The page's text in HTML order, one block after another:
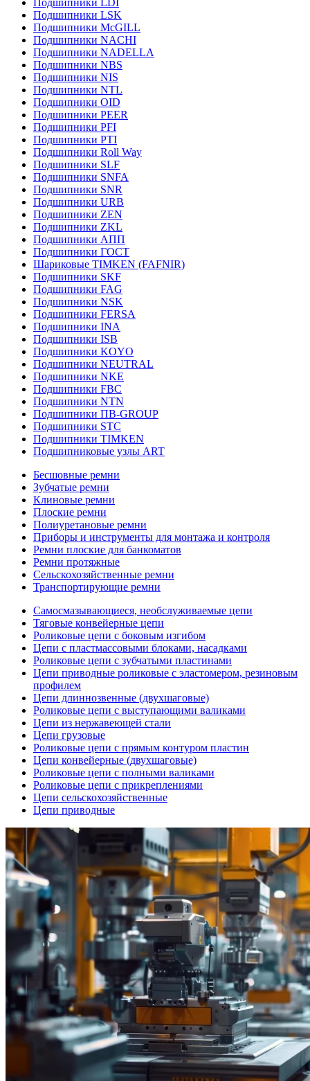
Подшипники LDI
Подшипники LSK
Подшипники McGILL
Подшипники NACHI
Подшипники NADELLA
Подшипники NBS
Подшипники NIS
Подшипники NTL
Подшипники OID
Подшипники PEER
Подшипники PFI
Подшипники PTI
Подшипники Roll Way
Подшипники SLF
Подшипники SNFA
Подшипники SNR
Подшипники URB
Подшипники ZEN
Подшипники ZKL
Подшипники АПП
Подшипники ГОСТ
Шариковые ТІMKEN (FAFNIR)
Подшипники SKF
Подшипники FAG
Подшипники NSK
Подшипники FERSA
Подшипники INA
Подшипники ISB
Подшипники KOYO
Подшипники NEUTRAL
Подшипники NKE
Подшипники FBC
Подшипники NTN
Подшипники ПВ-GROUP
Подшипники STC
Подшипники TIMKEN
Подшипниковые узлы ART
Бесшовные ремни
Зубчатые ремни
Клиновые ремни
Плоские ремни
Полиуретановые ремни
Приборы и инструменты для монтажа и контроля
Ремни плоские для банкоматов
Ремни протяжные
Сельскохозяйственные ремни
Транспортирующие ремни
Самосмазывающиеся, необслуживаемые цепи
Тяговые конвейерные цепи
Роликовые цепи с боковым изгибом
Цепи с пластмассовыми блоками, насадками
Роликовые цепи с зубчатыми пластинами
Цепи приводные роликовые с эластомером, резиновым
профилем
Цепи длиннозвенные (двухшаговые)
Роликовые цепи с выступающими валиками
Цепи из нержавеющей стали
Цепи грузовые
Роликовые цепи с прямым контуром пластин
Цепи конвейерные (двухшаговые)
Роликовые цепи с полными валиками
Роликовые цепи с прикреплениями
Цепи сельскохозяйственные
Цепи приводные